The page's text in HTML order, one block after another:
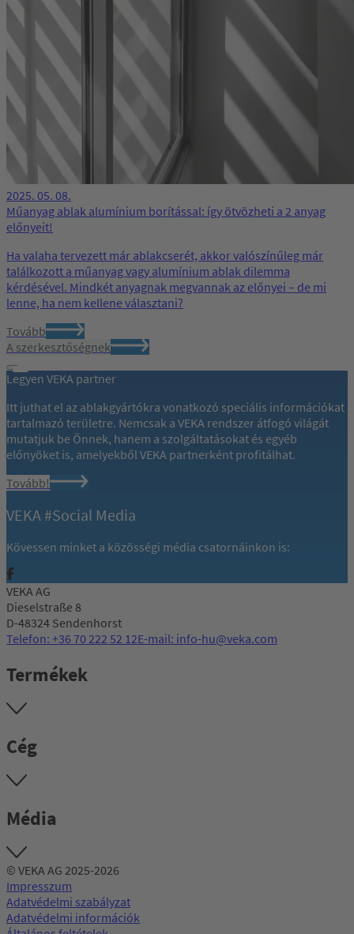
2025. 05. 08.
Műanyag ablak alumínium borítással​: így ötvözheti a 2 anyag
előnyeit!
Ha valaha tervezett már ablakcserét, akkor valószínűleg már
találkozott a műanyag vagy alumínium ablak dilemma
kérdésével. Mindkét anyagnak megvannak az előnyei – de mi
lenne, ha nem kellene választani?
Tovább
A szerkesztőségnek
Legyen VEKA partner
Itt juthat el az ablakgyártókra vonatkozó speciális információkat
tartalmazó területre. Nemcsak a VEKA rendszer átfogó világát
mutatjuk be Önnek, hanem a szolgáltatásokat és egyéb
előnyöket is, amelyekből VEKA partnerként profitálhat.
Tovább!
VEKA #Social Media
Kövessen minket a közösségi média csatornáinkon is:
VEKA AG
Dieselstraße 8
D-48324 Sendenhorst
Telefon: +36 70 222 52 12E-mail: info-hu@veka.com
Termékek
Cég
Média
© VEKA AG 2025-2026
Impresszum
Adatvédelmi szabályzat
Adatvédelmi információk